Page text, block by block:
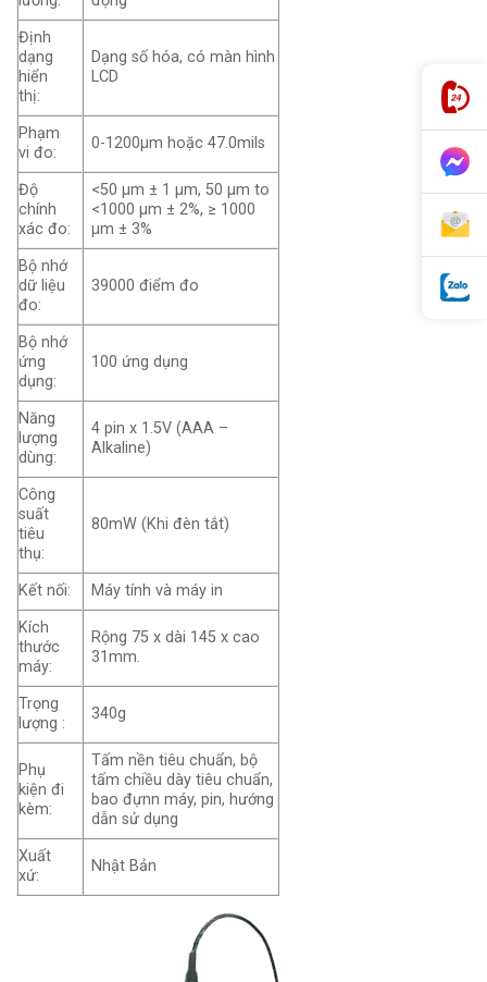
Định
dạng
hiển
thị:
Dạng số hóa, có màn hình
LCD
Phạm
vi đo:
0-1200µm hoặc 47.0mils
Độ
chính
xác đo:
<50 µm ± 1 µm, 50 µm to
<1000 µm ± 2%, ≥ 1000
µm ± 3%
Bộ nhớ
dữ liệu
đo:
39000 điểm đo
Bộ nhớ
ứng
dụng:
100 ứng dụng
Năng
lượng
dùng:
4 pin x 1.5V (AAA –
Alkaline)
Công
suất
tiêu
thụ:
80mW (Khi đèn tắt)
Kết nối:
Máy tính và máy in
Kích
thước
máy:
Rộng 75 x dài 145 x cao
31mm.
Trọng
lượng :
340g
Phụ
kiện đi
kèm:
Tấm nền tiêu chuẩn, bộ
tấm chiều dày tiêu chuẩn,
bao đựnn máy, pin, hướng
dẫn sử dụng
Xuất
xứ:
Nhật Bản